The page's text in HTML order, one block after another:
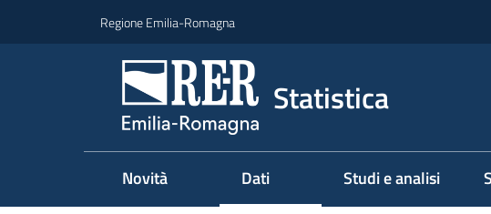
Regione Emilia-Romagna
Statistica
Novità Dati Studi e analisi